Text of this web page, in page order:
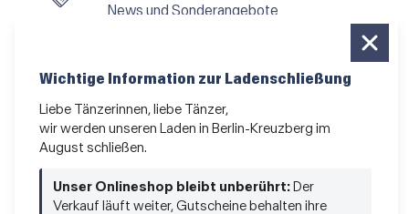
News und Sonderangebote
AGB•Impressum• Datenschutz
Wichtige Information zur Ladenschließung
Liebe Tänzerinnen, liebe Tänzer,
wir werden unseren Laden in Berlin-Kreuzberg im
August schließen.
Unser Onlineshop bleibt unberührt: Der
Verkauf läuft weiter, Gutscheine behalten ihre